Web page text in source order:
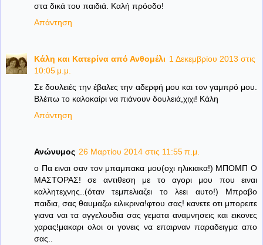
στα δικά του παιδιά. Καλή πρόοδο!
Απάντηση
Κάλη και Κατερίνα από Ανθομέλι 1 Δεκεμβρίου 2013 στις
10:05 μ.μ.
Σε δουλειές την έβαλες την αδερφή μου και τον γαμπρό μου.
Βλέπω το καλοκαίρι να πιάνουν δουλειά,χιχι! Κάλη
Απάντηση
Ανώνυμος 26 Μαρτίου 2014 στις 11:55 π.μ.
ο Πα ειναι σαν τον μπαμπακα μου(οχι ηλικιακα!) ΜΠΟΜΠ Ο
ΜΑΣΤΟΡΑΣ! σε αντιθεση με το αγορι μου που ειναι
καλλητεχνης..(όταν τεμπελιαζει το λεει αυτο!) Μπραβο
παιδια, σας θαυμαζω ειλικρινα!φτου σας! κανετε οτι μπορειτε
γιανα ναι τα αγγελουδια σας γεματα αναμνησεις και εικονες
χαρας!μακαρι ολοι οι γονεις να επαιρναν παραδειγμα απο
σας..